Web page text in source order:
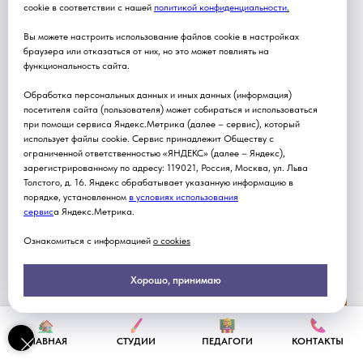
cookie в соответствии с нашей политикой конфиденциальности.
Вы можете настроить использование файлов cookie в настройках
браузера или отказаться от них, но это может повлиять на
функциональность сайта.
Обработка персональных данных и иных данных (информация)
посетителя сайта (пользователя) может собираться и использоваться
при помощи сервиса Яндекс.Метрика (далее – сервис), который
использует файлы cookie. Сервис принадлежит Обществу с
ограниченной ответственностью «ЯНДЕКС» (далее – Яндекс),
зарегистрированному по адресу: 119021, Россия, Москва, ул. Льва
Толстого, д. 16. Яндекс обрабатывает указанную информацию в
порядке, установленном в условиях использования
сервиса Яндекс.Метрика.
Ознакомиться с информацией о cookies
Хорошо, принимаю
ГЛАВНАЯ СТУДИИ ПЕДАГОГИ КОНТАКТЫ